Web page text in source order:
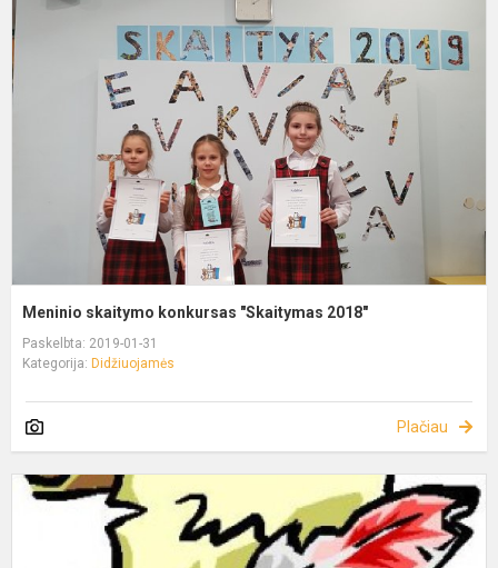
Meninio skaitymo konkursas "Skaitymas 2018"
Paskelbta: 2019-01-31
Kategorija: Didžiuojamės
Plačiau